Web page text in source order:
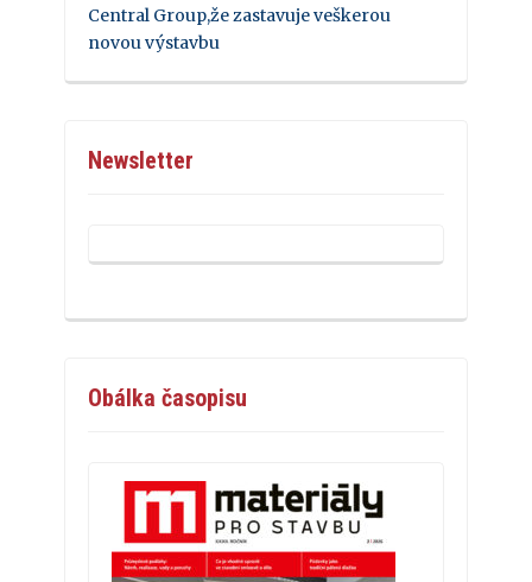
Central Group,že zastavuje veškerou
novou výstavbu
Newsletter
Obálka časopisu